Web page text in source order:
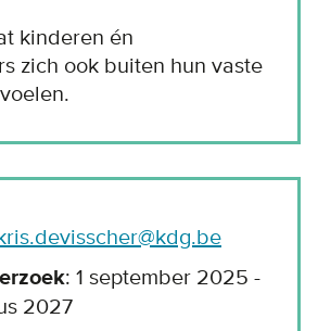
kinderen én
zich ook buiten hun vaste
: 1 september 2025 -
2027